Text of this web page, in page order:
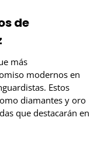
de
más
modernos en
Estos
diamantes y oro
que destacarán en